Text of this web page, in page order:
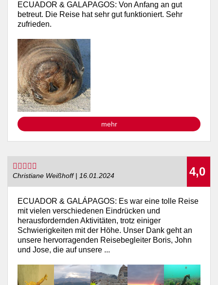
ECUADOR & GALAPAGOS: Von Anfang an gut
zufrieden.
mehr
4,0
ECUADOR & GALÁPAGOS: Es war eine tolle Reise
mit vielen verschiedenen Eindrücken und
herausfordernden Aktivitäten, trotz einiger
Schwierigkeiten mit der Höhe. Unser Dank geht an
und Jose, die auf unsere ...